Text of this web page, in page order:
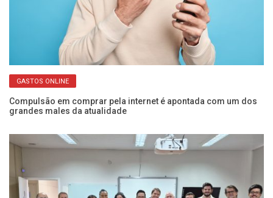
GASTOS ONLINE
Compulsão em comprar pela internet é apontada com um dos
grandes males da atualidade